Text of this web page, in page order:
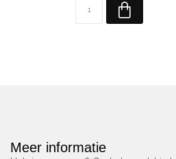
Meer informatie